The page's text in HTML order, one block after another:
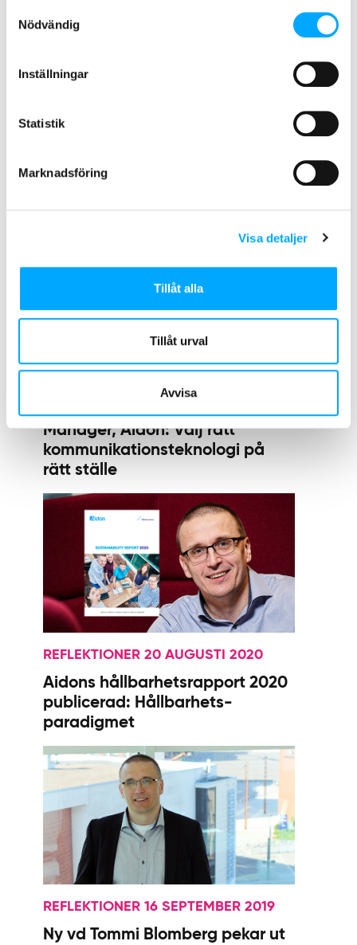
Nödvändig
Inställningar
Statistik
Marknadsföring
Visa detaljer
Tillåt alla
Tillåt urval
Avvisa
REFLEKTIONER 19 NOVEMBER 2020
Driving the change with
Juha Lohvansuu, Technology
Manager, Aidon: Välj rätt
kommunikations­teknologi på
rätt ställe
REFLEKTIONER 20 AUGUSTI 2020
Aidons hållbarhetsrapport 2020
publicerad: Hållbarhets­
paradigmet
REFLEKTIONER 16 SEPTEMBER 2019
Ny vd Tommi Blomberg pekar ut